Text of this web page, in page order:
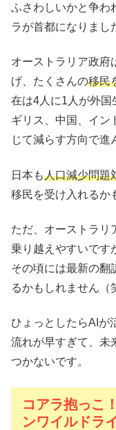
ふさわしいかと争わ
ラが首都になりまし
オーストラリア政府
げ、たくさんの移民
在は4人に1人が外国
ギリス、中国、イン
じて減らす方向で進
日本も人口減少問題
移民を受け入れる
ただ、オーストラリ
乗り越えやすいで
その頃には最新の翻
るかもしれません（
ひょっとしたらAIが
流れが早すぎて、未
つかないです。
コアラ抱っこ
ンワイルドラ